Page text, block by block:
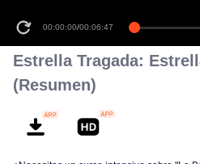
00:00:00/00:06:47
Estrella Tragada:
(Resumen)